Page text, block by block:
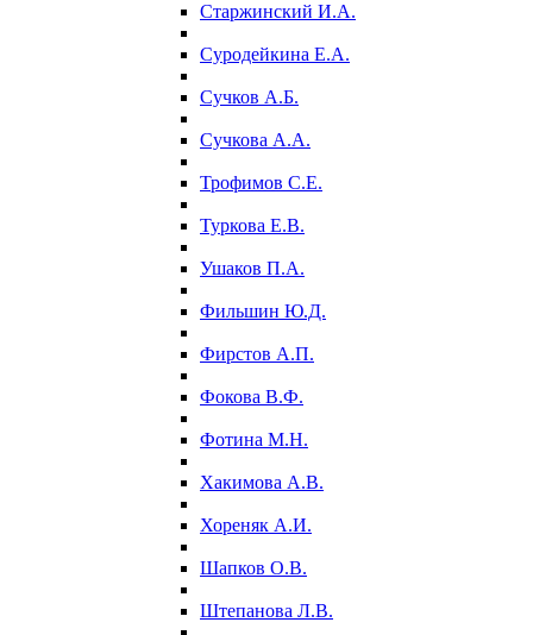
Старжинский И.А.
Суродейкина Е.А.
Сучков А.Б.
Сучкова А.А.
Трофимов С.Е.
Туркова Е.В.
Ушаков П.А.
Фильшин Ю.Д.
Фирстов А.П.
Фокова В.Ф.
Фотина М.Н.
Хакимова А.В.
Хореняк А.И.
Шапков О.В.
Штепанова Л.В.